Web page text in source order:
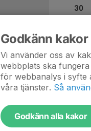
30
31
Godkänn kakor
Vi använder oss av
webbplats ska
för webbanalys i syfte
våra tjänster. Så
Godkänn alla kakor